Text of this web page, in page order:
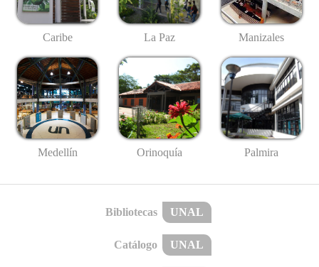
Caribe La Paz Manizales
Medellín Orinoquía Palmira
Bibliotecas UNAL
Catálogo UNAL